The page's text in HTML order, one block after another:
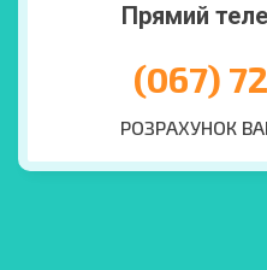
Прямий
(067)
РОЗРАХУНОК